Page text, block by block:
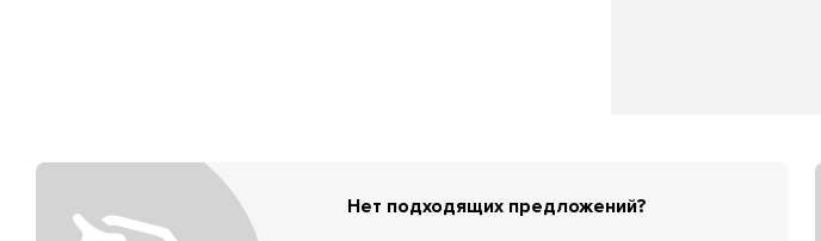
Нет подходящих предложений?